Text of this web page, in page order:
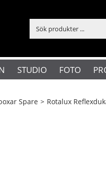
STUDIO FOTO
Spare > Rotalux